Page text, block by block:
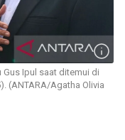
Ipul saat ditemui di
(ANTARA/Agatha Olivia